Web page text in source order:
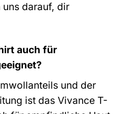
uns darauf, dir
auch für
und der
ist das Vivance T-